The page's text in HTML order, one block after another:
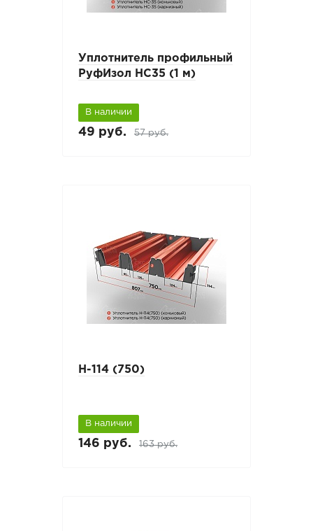
Уплотнитель профильный
РуфИзол НС35 (1 м)
В наличии
49 руб. 57 руб.
Н-114 (750)
В наличии
146 руб. 163 руб.